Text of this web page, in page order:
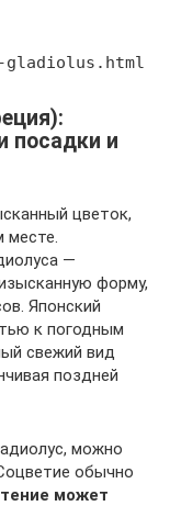
gladiolus.html
посадки и
цветок,
месте.
—
форму,
Японский
к погодным
свежий вид
поздней
можно
обычно
может